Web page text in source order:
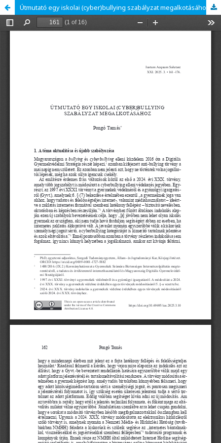
Útmutató egy iskolai (cyber)bullying szabályzat megalkotásához